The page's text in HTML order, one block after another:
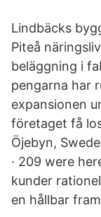
Lindbäcks
Piteå
beläggning i
pengarna har
expansionen
företaget få
Öjebyn,
· 209 were
kunder
en hållbar